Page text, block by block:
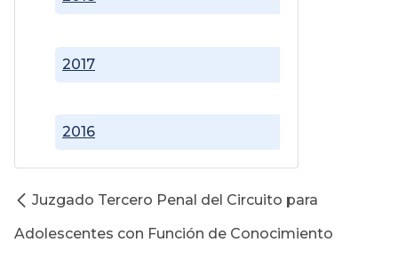
2016
2017
Juzgado Tercero Penal del Circuito para
Adolescentes con Función de Conocimiento